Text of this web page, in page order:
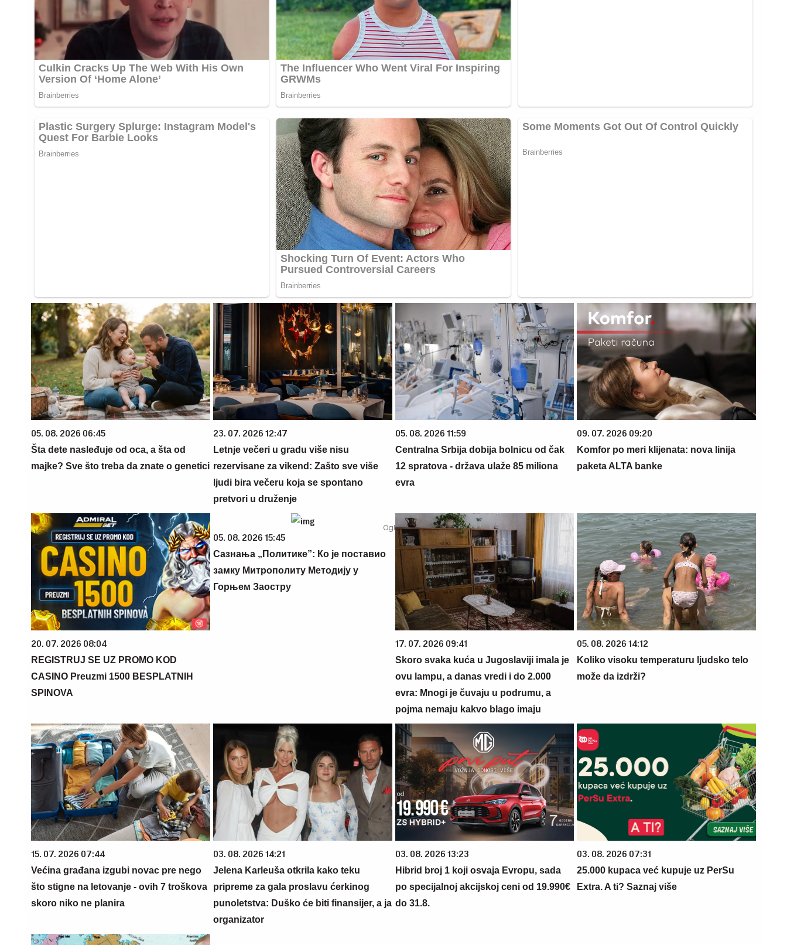
05. 08. 2026 06:45
Šta dete nasleđuje od oca, a šta od
majke? Sve što treba da znate o genetici
23. 07. 2026 12:47
Letnje večeri u gradu više nisu
rezervisane za vikend: Zašto sve više
ljudi bira večeru koja se spontano
pretvori u druženje
05. 08. 2026 11:59
Centralna Srbija dobija bolnicu od čak
12 spratova - država ulaže 85 miliona
evra
09. 07. 2026 09:20
Komfor po meri klijenata: nova linija
paketa ALTA banke
20. 07. 2026 08:04
REGISTRUJ SE UZ PROMO KOD
CASINO Preuzmi 1500 BESPLATNIH
SPINOVA
05. 08. 2026 15:45
Сазнања „Политике”: Ко је поставио
замку Митрополиту Методију у
Горњем Заостру
17. 07. 2026 09:41
Skoro svaka kuća u Jugoslaviji imala je
ovu lampu, a danas vredi i do 2.000
evra: Mnogi je čuvaju u podrumu, a
pojma nemaju kakvo blago imaju
05. 08. 2026 14:12
Koliko visoku temperaturu ljudsko telo
može da izdrži?
15. 07. 2026 07:44
Većina građana izgubi novac pre nego
što stigne na letovanje - ovih 7 troškova
skoro niko ne planira
03. 08. 2026 14:21
Jelena Karleuša otkrila kako teku
pripreme za gala proslavu ćerkinog
punoletstva: Duško će biti finansijer, a ja
organizator
03. 08. 2026 13:23
Hibrid broj 1 koji osvaja Evropu, sada
po specijalnoj akcijskoj ceni od 19.990€
do 31.8.
03. 08. 2026 07:31
25.000 kupaca već kupuje uz PerSu
Extra. A ti? Saznaj više